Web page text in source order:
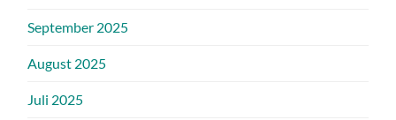
September 2025
August 2025
Juli 2025